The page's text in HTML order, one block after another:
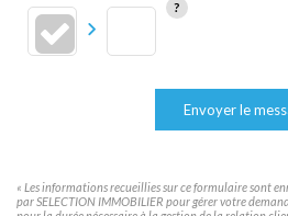
Envoyer le
« Les informations recueillies sur ce formulaire sont
par SELECTION IMMOBILIER pour gérer votre